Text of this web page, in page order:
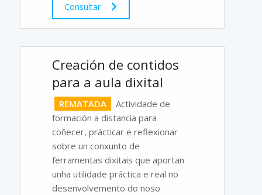
Consultar
Creación de contidos
para a aula dixital
REMATADA
Actividade de
formación a distancia para
coñecer, prácticar e reflexionar
sobre un conxunto de
ferramentas dixitais que aportan
unha utilidade práctica e real no
desenvolvemento do noso